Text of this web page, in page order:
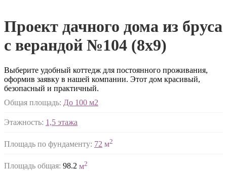
Проект дачного дома из бруса
с верандой №104 (8х9)
Выберите удобный коттедж для постоянного проживания,
оформив заявку в нашей компании. Этот дом красивый,
безопасный и практичный.
Общая площадь: До 100 м2
Этажность: 1,5 этажа
Площадь по фундаменту: 72 м2
Площадь общая: 98.2 м2